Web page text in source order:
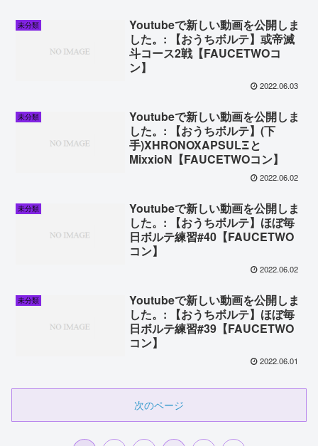
未分類
Youtubeで新しい動画を公開しま
した。: 【おうちボルテ】或帝滅
斗コース2戦【FAUCETWOコ
ン】
2022.06.03
未分類
Youtubeで新しい動画を公開しま
した。: 【おうちボルテ】(下
手)XHRONOXAPSULΞと
MixxioN【FAUCETWOコン】
2022.06.02
未分類
Youtubeで新しい動画を公開しま
した。: 【おうちボルテ】ほぼ毎
日ボルテ練習#40【FAUCETWO
コン】
2022.06.02
未分類
Youtubeで新しい動画を公開しま
した。: 【おうちボルテ】ほぼ毎
日ボルテ練習#39【FAUCETWO
コン】
2022.06.01
次のページ